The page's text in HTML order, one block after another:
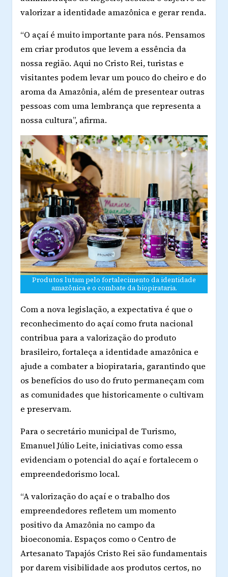
valorizar a identidade amazônica e gerar renda.
“O açaí é muito importante para nós. Pensamos
em criar produtos que levem a essência da
nossa região. Aqui no Cristo Rei, turistas e
visitantes podem levar um pouco do cheiro e do
aroma da Amazônia, além de presentear outras
pessoas com uma lembrança que representa a
nossa cultura”, afirma.
Produtos lutam pelo fortalecimento da identidade
amazônica e o combate da biopirataria.
Com a nova legislação, a expectativa é que o
reconhecimento do açaí como fruta nacional
contribua para a valorização do produto
brasileiro, fortaleça a identidade amazônica e
ajude a combater a biopirataria, garantindo que
os benefícios do uso do fruto permaneçam com
as comunidades que historicamente o cultivam
e preservam.
Para o secretário municipal de Turismo,
Emanuel Júlio Leite, iniciativas como essa
evidenciam o potencial do açaí e fortalecem o
empreendedorismo local.
“A valorização do açaí e o trabalho dos
empreendedores refletem um momento
positivo da Amazônia no campo da
bioeconomia. Espaços como o Centro de
Artesanato Tapajós Cristo Rei são fundamentais
por darem visibilidade aos produtos certos, no